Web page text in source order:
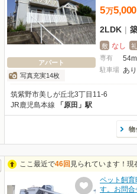
アパート
写真充実14枚
5万5,000
2LDK |
敷 なし 礼
専有
駐車場 あ
筑紫野市美しが丘北3丁目11-6
JR鹿児島本線 「原田」駅
物
ここ最近で46回 見られています！現
ペット飼育
す。お問